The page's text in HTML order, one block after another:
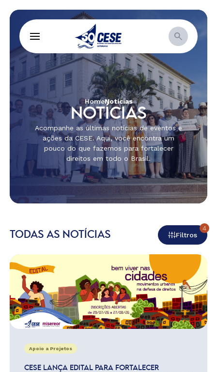
HomeNotícias
NOTÍCIAS
Acompanhe as últimas notícias de eventos e
ações da CESE. Aqui, você encontra um
pouco do que fazemos para fortalecer
direitos em todo o Brasil.
TODAS AS NOTÍCIAS Filtros
4
Apoio a Projetos
CESE LANÇA EDITAL PARA FORTALECER